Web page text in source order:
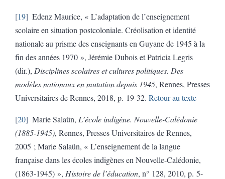
19
Edenz Maurice, « L’adaptation de l’enseignement
scolaire en situation postcoloniale. Créolisation et identité
nationale au prisme des enseignants en Guyane de 1945 à la
fin des années 1970 », Jérémie Dubois et Patricia Legris
(dir.), Disciplines scolaires et cultures politiques. Des
modèles nationaux en mutation depuis 1945, Rennes, Presses
Universitaires de Rennes, 2018, p. 19-32. Retour au texte
20 Marie Salaün, L’école indigène. Nouvelle-Calédonie
(1885-1945), Rennes, Presses Universitaires de Rennes,
2005 ; Marie Salaün, « L’enseignement de la langue
française dans les écoles indigènes en Nouvelle-Calédonie,
(1863-1945) », Histoire de l’éducation, n° 128, 2010, p. 5-